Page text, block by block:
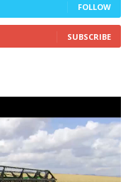
FOLLOW
SUBSCRIBE